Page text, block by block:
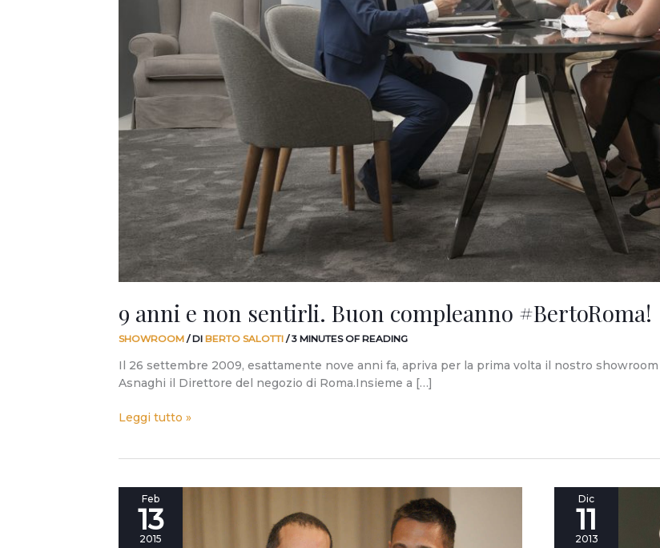
9 anni e non sentirli. Buon compleanno #BertoRoma!
SHOWROOM / DI BERTO SALOTTI /3 MINUTES OF READING
Il 26 settembre 2009, esattamente nove anni fa, apriva per la prima volta il nostro showroom
Asnaghi il Direttore del negozio di Roma.Insieme a […]
Leggi tutto »
Feb
13
2015
Berto40:
Fabio
Asnaghi,
Dic
11
2013
“Anche
Roma